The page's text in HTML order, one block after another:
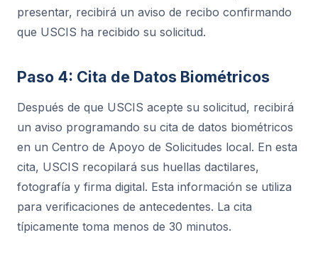
presentar, recibirá un aviso de recibo confirmando
que USCIS ha recibido su solicitud.
Paso 4: Cita de Datos Biométricos
Después de que USCIS acepte su solicitud, recibirá
un aviso programando su cita de datos biométricos
en un Centro de Apoyo de Solicitudes local. En esta
cita, USCIS recopilará sus huellas dactilares,
fotografía y firma digital. Esta información se utiliza
para verificaciones de antecedentes. La cita
típicamente toma menos de 30 minutos.